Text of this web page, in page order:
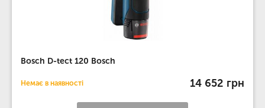
Bosch D-tect 120 Bosch
Немає в наявності 14 652 грн